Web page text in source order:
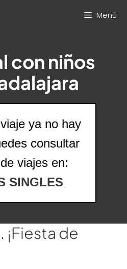
Menú
con niños
ya no hay
consultar
viajes en:
SINGLES
¡Fiesta de